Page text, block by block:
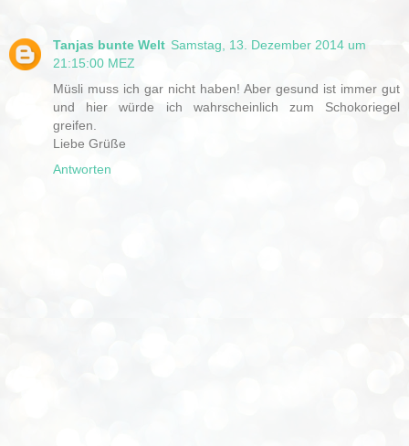
Tanjas bunte Welt Samstag, 13. Dezember 2014 um
21:15:00 MEZ
Müsli muss ich gar nicht haben! Aber gesund ist immer gut
und hier würde ich wahrscheinlich zum Schokoriegel
greifen.
Liebe Grüße
Antworten